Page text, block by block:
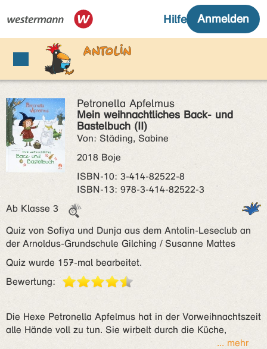
Petronella Apfelmus
Mein weihnachtliches Back- und
Bastelbuch (II)
Von: Städing, Sabine
2018 Boje
ISBN‑10: 3-414-82522-8
ISBN‑13: 978-3-414-82522-3
Ab Klasse 3
Quiz von Sofiya und Dunja aus dem Antolin-Leseclub an
der Arnoldus-Grundschule Gilching / Susanne Mattes
Quiz wurde 157-mal bearbeitet.
Bewertung:
Die Hexe Petronella Apfelmus hat in der Vorweihnachtszeit
alle Hände voll zu tun. Sie wirbelt durch die Küche,
... mehr